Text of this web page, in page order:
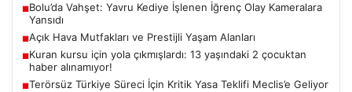
■Bolu’da Vahşet: Yavru Kediye İşlenen İğrenç Olay Kameralara
Yansıdı
■Açık Hava Mutfakları ve Prestijli Yaşam Alanları
■Kuran kursu için yola çıkmışlardı: 13 yaşındaki 2 çocuktan
haber alınamıyor!
■Terörsüz Türkiye Süreci İçin Kritik Yasa Teklifi Meclis’e Geliyor